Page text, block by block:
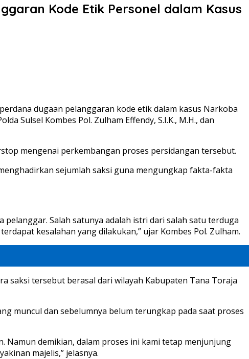
Kode Etik Personel dalam Kasus
dugaan pelanggaran kode etik dalam kasus Narkoba
Sulsel Kombes Pol. Zulham Effendy, S.I.K., M.H., dan
mengenai perkembangan proses persidangan tersebut.
sejumlah saksi guna mengungkap fakta-fakta
Salah satunya adalah istri dari salah satu terduga
kesalahan yang dilakukan,” ujar Kombes Pol. Zulham.
saksi tersebut berasal dari wilayah Kabupaten Tana Toraja
muncul dan sebelumnya belum terungkap pada saat proses
Namun demikian, dalam proses ini kami tetap menjunjung
majelis,” jelasnya.